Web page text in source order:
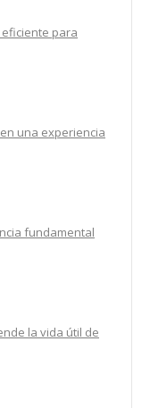
para
una experiencia
fundamental
la vida útil de